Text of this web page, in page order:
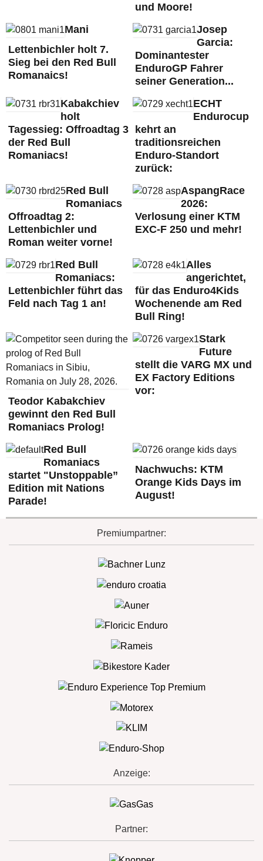
und Moore!
Mani
Lettenbichler holt 7.
Sieg bei den Red Bull
Romanaics!
Josep
Garcia:
Dominantester
EnduroGP Fahrer
seiner Generation...
Kabakchiev
holt
Tagessieg: Offroadtag 3
der Red Bull
Romaniacs!
ECHT
Endurocup
kehrt an
traditionsreichen
Enduro-Standort
zurück:
Red Bull
Romaniacs
Offroadtag 2:
Lettenbichler und
Roman weiter vorne!
AspangRace
2026:
Verlosung einer KTM
EXC-F 250 und mehr!
Red Bull
Romaniacs:
Lettenbichler führt das
Feld nach Tag 1 an!
Alles
angerichtet,
für das Enduro4Kids
Wochenende am Red
Bull Ring!
Teodor Kabakchiev
gewinnt den Red Bull
Romaniacs Prolog!
Stark
Future
stellt die VARG MX und
EX Factory Editions
vor:
Red Bull
Romaniacs
startet "Unstoppable”
Edition mit Nations
Parade!
Nachwuchs: KTM
Orange Kids Days im
August!
Premiumpartner:
Anzeige:
Partner: